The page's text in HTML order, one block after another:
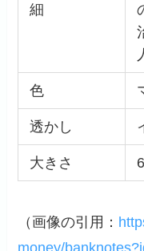
細
色
透かし
大きさ
（画像の引用：